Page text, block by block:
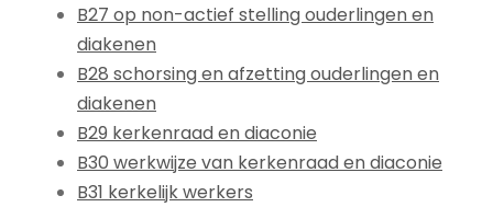
B27 op non-actief stelling ouderlingen en
diakenen
B28 schorsing en afzetting ouderlingen en
diakenen
B29 kerkenraad en diaconie
B30 werkwijze van kerkenraad en diaconie
B31 kerkelijk werkers